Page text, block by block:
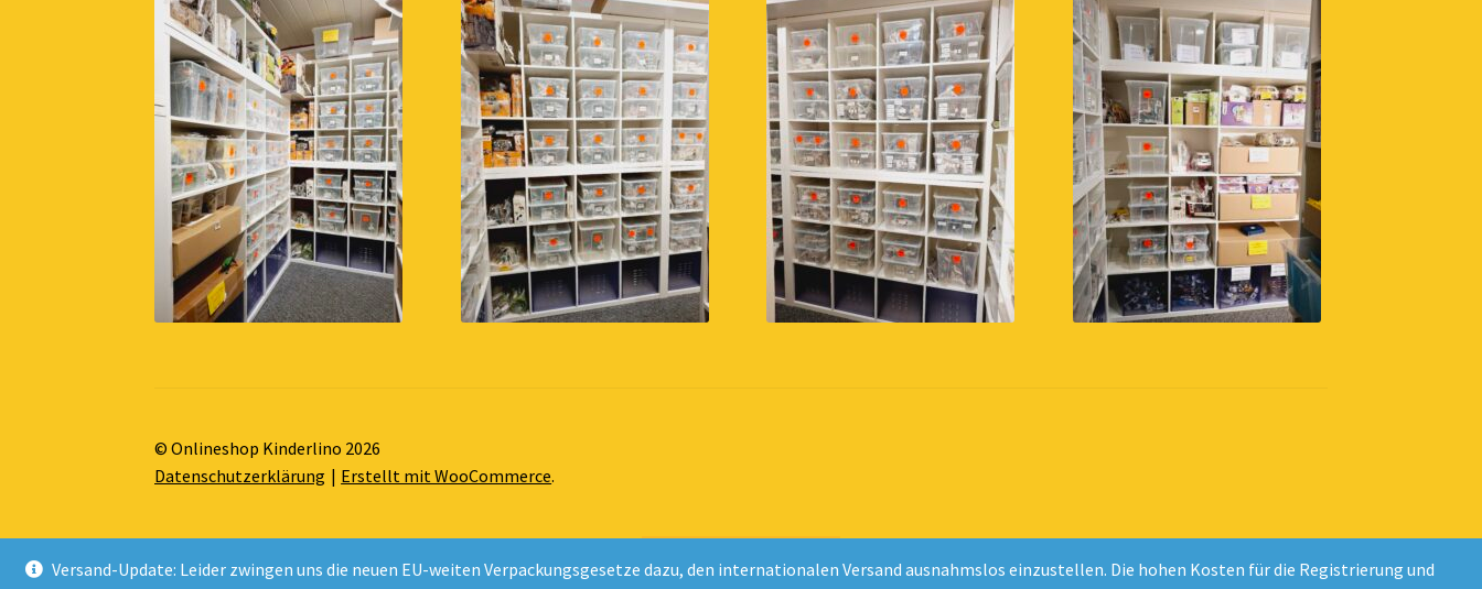
Versand-Update: Leider zwingen uns die neuen EU-weiten Verpackungsgesetze dazu, den internationalen Versand ausnahmslos einzustellen. Die hohen Kosten für die Registrierung und
© Onlineshop Kinderlino 2026
Datenschutzerklärung
Erstellt mit WooCommerce.
Vertrag widerrufen